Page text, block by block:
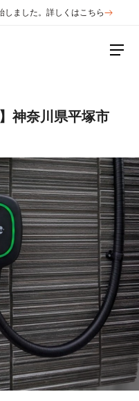
しました。詳しくはこちら
神奈川県平塚市